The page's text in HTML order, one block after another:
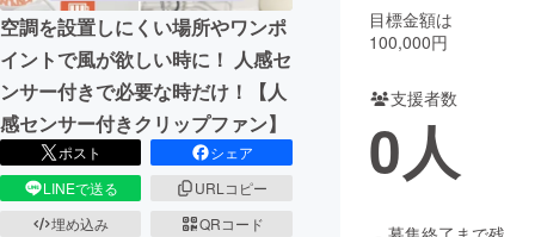
ビジネス・起業 チャレンジ
まちづくり・地域活性化
CAMPFIRE for Social Good
CAMPFIRE Creation
CAMPFIREふるさと納税
空調を設置しにくい場所やワンポ
イントで風が欲しい時に！ 人感セ
ンサー付きで必要な時だけ！【人
感センサー付きクリップファン】
ポスト
シェア
LINEで送る
URLコピー
埋め込み
QRコード
目標金額は
100,000円
支援者数
0人